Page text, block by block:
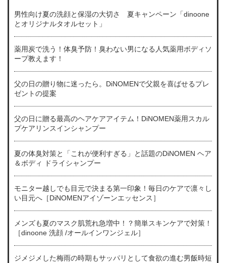
男性向け夏の洗顔と保湿の大切さ 夏キャンペーン「dinoone
とオリジナルタオルセット」
薬用炭で洗う！体臭予防！臭わない男になる人気薬用ボディソ
ープ教えます！
父の日の贈り物に迷ったら。DiNOMENで父親を喜ばせるプレ
ゼントの提案
父の日に贈る最高のヘアケアアイテム！DiNOMEN薬用スカル
プケアリンスインシャンプー
夏の体臭対策と「これが便利すぎる」と話題のDiNOMEN ヘア
＆ボディ ドライシャンプー
モニター越しでも目元で決まる第一印象！毎日のケアで凛々し
い目元へ［DiNOMENアイゾーンエッセンス］
メンズも夏のマスク肌荒れ急増中！？簡単スキンケアで対策！
［dinoone 洗顔 /オールインワンジェル］
ジメジメした梅雨の時期もサッパリとして食欲の進む男飯時短